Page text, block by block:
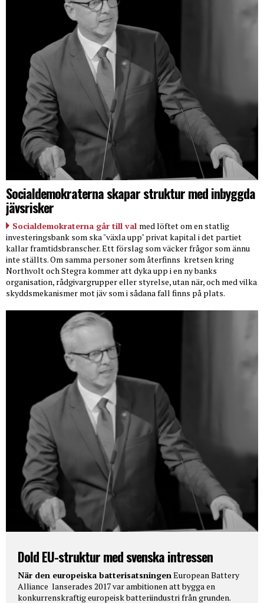
Socialdemokraterna skapar struktur med inbyggda
jävsrisker
Socialdemokraterna går till val med löftet om en statlig
investeringsbank som ska "växla upp" privat kapital i det partiet
kallar framtidsbranscher. Ett förslag som väcker frågor som ännu
inte ställts. Om samma personer som återfinns kretsen kring
Northvolt och Stegra kommer att dyka upp i en ny banks
organisation, rådgivargrupper eller styrelse, utan när, och med vilka
skyddsmekanismer mot jäv som i sådana fall finns på plats.
Dold EU-struktur med svenska intressen
När den europeiska batterisatsningen European Battery
Alliance lanserades 2017 var ambitionen att bygga en
konkurrenskraftig europeisk batteriindustri från grunden.